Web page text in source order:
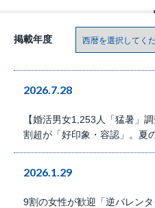
掲載年度
2026.7.28
【婚活男女1,253人「猛暑」
割超が「好印象・容認」。夏
2026.1.29
9割の女性が歓迎「逆バレン